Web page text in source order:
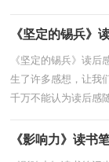
《坚定的锡兵》
《坚定的锡兵》读
生了许多感想，让我
千万不能认为读后感
《影响力》读书